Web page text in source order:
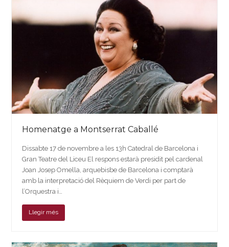
Homenatge a Montserrat Caballé
Dissabte 17 de novembre a les 13h Catedral de Barcelona i
Gran Teatre del Liceu El respons estarà presidit pel cardenal
Joan Josep Omella, arquebisbe de Barcelona i comptarà
amb la interpretació del Rèquiem de Verdi per part de
l’Orquestra i…
Llegir més